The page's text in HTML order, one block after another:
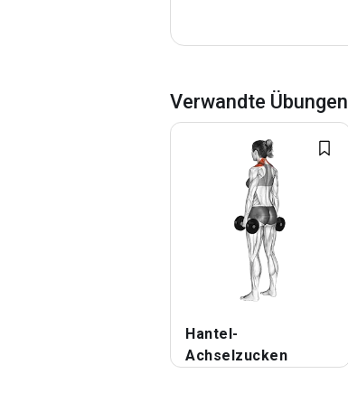
Verwandte Übungen
Hantel-
Achselzucken